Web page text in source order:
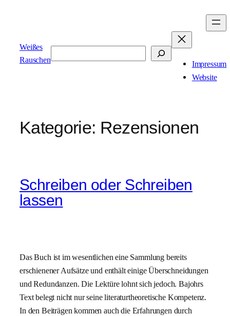
Weißes
Rauschen
Impressum
Website
Kategorie: Rezensionen
Schreiben oder Schreiben
lassen
Das Buch ist im wesentlichen eine Sammlung bereits
erschienener Aufsätze und enthält einige Überschneidungen
und Redundanzen. Die Lektüre lohnt sich jedoch. Bajohrs
Text belegt nicht nur seine literaturtheoretische Kompetenz.
In den Beiträgen kommen auch die Erfahrungen durch